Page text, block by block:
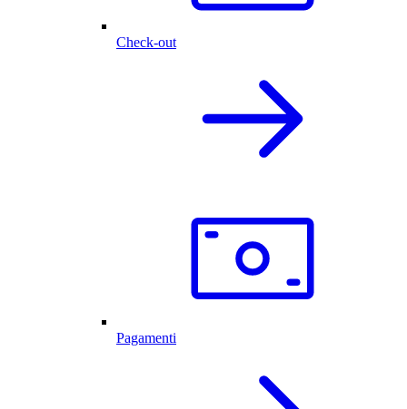
Check-out
Pagamenti